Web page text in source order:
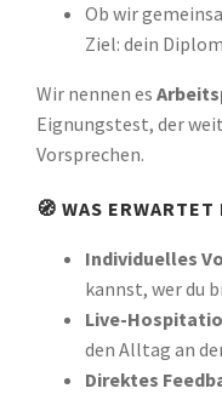
Ob wir
Ziel: dein
Wir nennen es
Eignungstest, der
Vorsprechen.
🧭 WAS ERWARTET
Individuelles
kannst, wer du
Live-
den Alltag an
Direktes